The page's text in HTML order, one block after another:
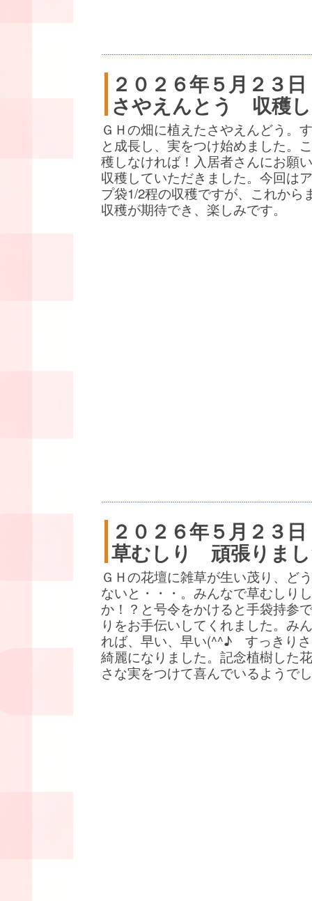
２０２６年５月２３日
さやえんとう 収穫
ＧＨの畑に植えたさやえんどう。
と成長し、実をつけ始めました。
穫しなければ！入居者さんにお願
収穫していただきました。今回は
プ袋1/2程の収穫ですが、これから
収穫が期待でき、楽しみです。
２０２６年５月２３日
草むしり 頑張りま
ＧＨの花壇に雑草が生い茂り、ど
ないと・・・。みんなで草むしり
か！？と号令をかけると手袋持参
りをお手伝いしてくれました。み
れば、早い、早い(^^♪ すっきり
綺麗になりました。記念植樹した
さな実をつけて喜んでいるようで